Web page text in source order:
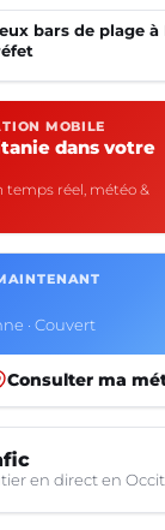
bars de plage
MOBILE
dans votre
temps réel, météo &
· Couvert
Consulter ma
en direct en